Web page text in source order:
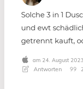
Solche 3 in 1
und ewt
getrennt kauft,
am 24. August
Antworten